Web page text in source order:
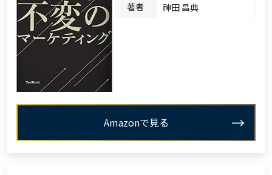
著者
神田 昌典
Amazonで見る